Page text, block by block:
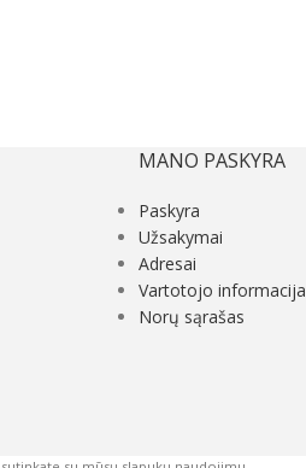
MANO PASKYRA
Paskyra
Užsakymai
Adresai
Vartotojo informacija
Norų sąrašas